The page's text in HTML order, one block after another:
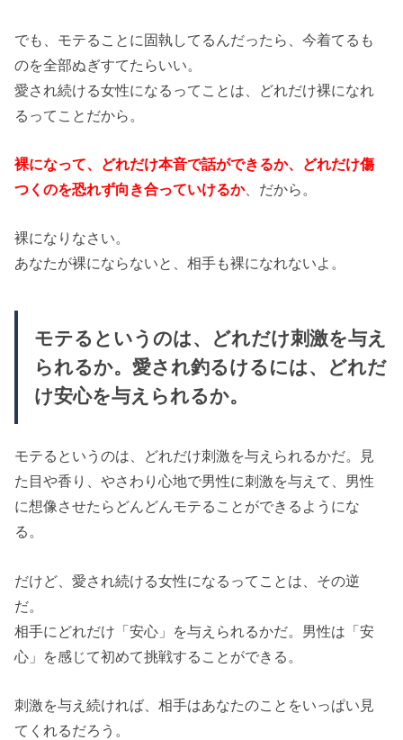
でも、モテることに固執してるんだったら、今着てるも
のを全部ぬぎすてたらいい。
愛され続ける女性になるってことは、どれだけ裸になれ
るってことだから。
裸になって、どれだけ本音で話ができるか、どれだけ傷
つくのを恐れず向き合っていけるか、だから。
裸になりなさい。
あなたが裸にならないと、相手も裸になれないよ。
モテるというのは、どれだけ刺激を与え
られるか。愛され釣るけるには、どれだ
け安心を与えられるか。
モテるというのは、どれだけ刺激を与えられるかだ。見
た目や香り、やさわり心地で男性に刺激を与えて、男性
に想像させたらどんどんモテることができるようにな
る。
だけど、愛され続ける女性になるってことは、その逆
だ。
相手にどれだけ「安心」を与えられるかだ。男性は「安
心」を感じて初めて挑戦することができる。
刺激を与え続ければ、相手はあなたのことをいっぱい見
てくれるだろう。